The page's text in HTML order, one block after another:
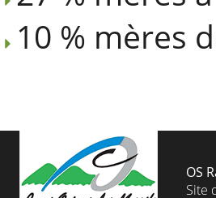
10 % mères
OS
Site